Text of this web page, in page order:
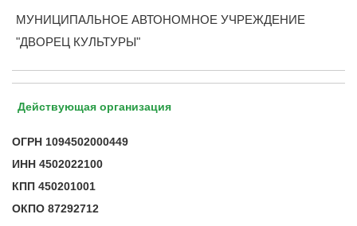
МУНИЦИПАЛЬНОЕ АВТОНОМНОЕ УЧРЕЖДЕНИЕ
"ДВОРЕЦ КУЛЬТУРЫ"
Действующая организация
ОГРН 1094502000449
ИНН 4502022100
КПП 450201001
ОКПО 87292712